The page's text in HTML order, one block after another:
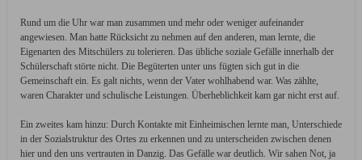
Rund um die Uhr war man zusammen und mehr oder weniger aufeinander
angewiesen. Man hatte Rücksicht zu nehmen auf den anderen, man lernte, die
Eigenarten des Mitschülers zu tolerieren. Das übliche soziale Gefälle innerhalb der
Schülerschaft störte nicht. Die Begüterten unter uns fügten sich gut in die
Gemeinschaft ein. Es galt nichts, wenn der Vater wohlhabend war. Was zählte,
waren Charakter und schulische Leistungen. Überheblichkeit kam gar nicht erst auf.
Ein zweites kam hinzu: Durch Kontakte mit Einheimischen lernte man, Unterschiede
in der Sozialstruktur des Ortes zu erkennen und zu unterscheiden zwischen denen
hier und den uns vertrauten in Danzig. Das Gefälle war deutlich. Wir sahen Not, ja